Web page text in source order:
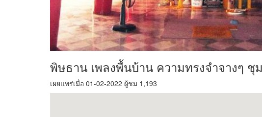
พิษธาน เพลงพื้นบ้าน ความทรงจำจางๆ
เผยแพร่เมื่อ 01-02-2022 ผู้ชม 1,193